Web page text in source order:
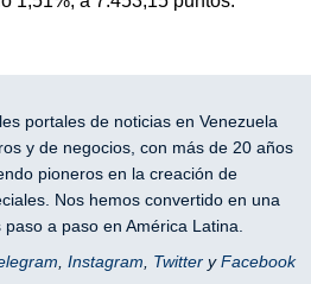
portales de noticias en Venezuela
y de negocios, con más de 20 años
pioneros en la creación de
Nos hemos convertido en una
a paso en América Latina.
, Instagram, TwitteryFacebook